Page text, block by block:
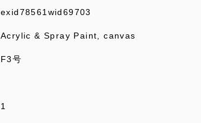
exid78561wid69703
Acrylic & Spray Paint, canvas
F3号
1